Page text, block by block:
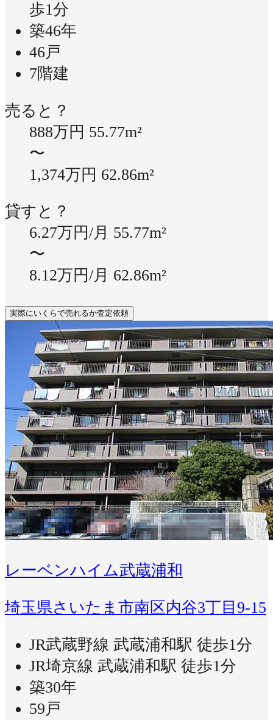
歩1分
築46年
46戸
7階建
売ると？
888万円 55.77m²
〜
1,374万円 62.86m²
貸すと？
6.27万円/月 55.77m²
〜
8.12万円/月 62.86m²
実際にいくらで売れるか査定依頼
レーベンハイム武蔵浦和
埼玉県さいたま市南区内谷3丁目9-15
JR武蔵野線 武蔵浦和駅 徒歩1分
JR埼京線 武蔵浦和駅 徒歩1分
築30年
59戸